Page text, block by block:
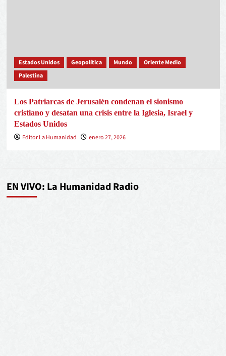
Estados Unidos Geopolítica Mundo
Oriente Medio
Palestina
Los Patriarcas de Jerusalén condenan el sionismo
cristiano y desatan una crisis entre la Iglesia, Israel y
Estados Unidos
Editor La Humanidad
enero 27, 2026
EN VIVO: La Humanidad Radio